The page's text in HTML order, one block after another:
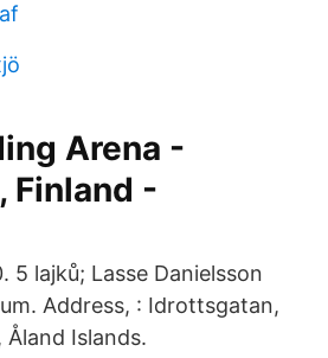
Arena -
Finland -
5 lajků; Lasse Danielsson
Address, : Idrottsgatan,
Åland Islands.